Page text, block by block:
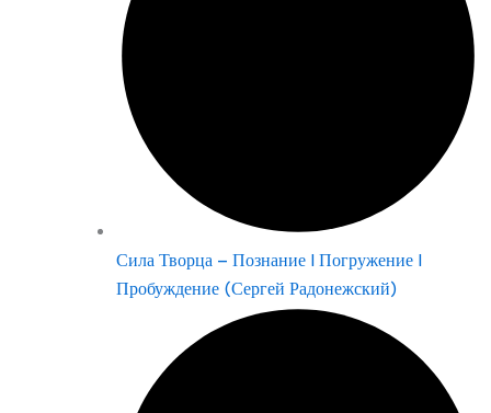
Сила Творца – Познание | Погружение |
Пробуждение (Сергей Радонежский)